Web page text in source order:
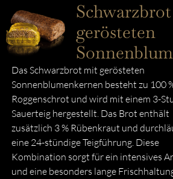
gerösteten
Das Schwarzbrot mit gerösteten
Sonnenblumenkernen besteht zu 100
Roggenschrot und wird mit einem 3-
Sauerteig hergestellt. Das Brot enthält
zusätzlich 3 % Rübenkraut und
eine 24-stündige Teigführung. Diese
Kombination sorgt für ein intensives
und eine besonders lange